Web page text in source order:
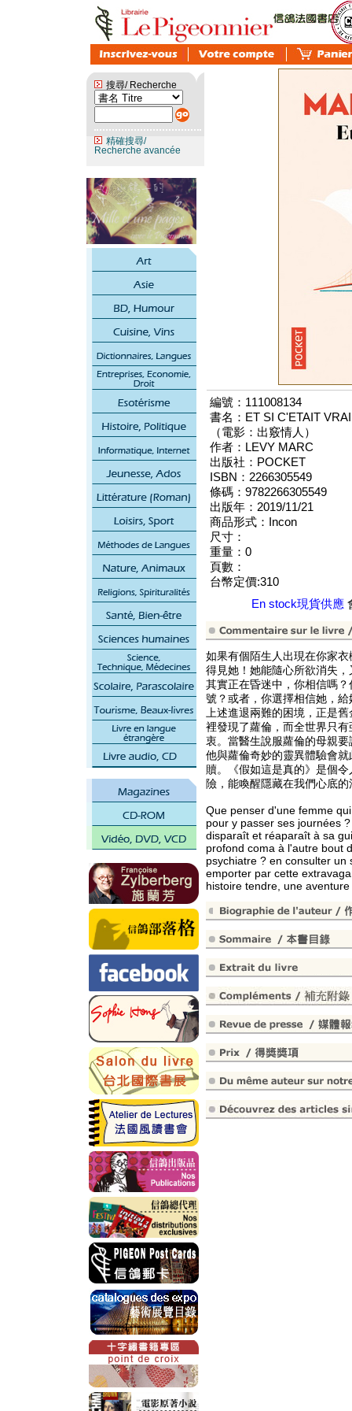
搜尋/ Recherche
精確搜尋/
Recherche avancée
編號：111008134
書名：ET SI C'ETAIT
（電影：出竅情人）
作者：LEVY MARC
出版社：POCKET
ISBN：2266305549
條碼：9782266305549
出版年：2019/11/21
商品形式：Incon
尺寸：
重量：0
頁數：
台幣定價:310
En stock現貨供應
如果有個陌生人出現在你家
得見她！她能隨心所欲消失
其實正在昏迷中，你相信嗎
號？或者，你選擇相信她，
上述進退兩難的困境，正是
裡發現了蘿倫，而全世界只
衷。當醫生說服蘿倫的母親
他與蘿倫奇妙的靈異體驗會
贖。《假如這是真的》是個
險，能喚醒隱藏在我們心底
Que penser d'une femme
pour y passer ses journées
disparaît et réaparaît à sa
profond coma à l'autre bout
psychiatre ? en consulter
emporter par cette
histoire tendre, une